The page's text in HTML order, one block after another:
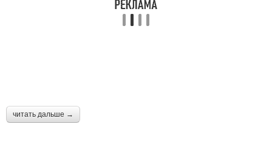
читать дальше →